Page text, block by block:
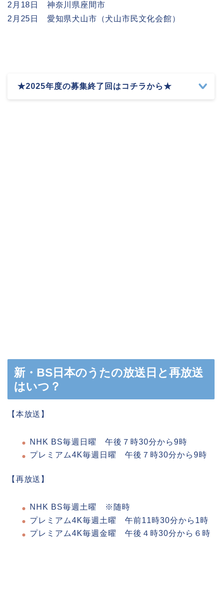
2月18日 神奈川県座間市
2月25日 愛知県犬山市（犬山市民文化会館）
★2025年度の募集終了回はコチラから★
新・BS日本のうたの放送日と再放送
はいつ？
【本放送】
NHK BS毎週日曜 午後７時30分から9時
プレミアム4K毎週日曜 午後７時30分から9時
【再放送】
NHK BS毎週土曜 ※随時
プレミアム4K毎週土曜 午前11時30分から1時
プレミアム4K毎週金曜 午後４時30分から６時